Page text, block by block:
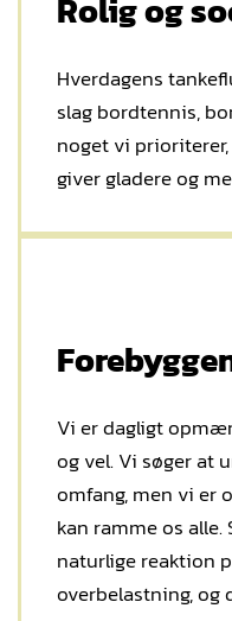
Rolig og
Hverdagens
slag bordtennis,
noget vi
giver gladere og
Vi er dagligt
og vel. Vi søger at
omfang, men vi er
kan ramme os
naturlige reaktion
overbelastning, og